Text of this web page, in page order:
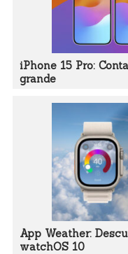
iPhone 15 Pro:
grande
App Weather:
watchOS 10